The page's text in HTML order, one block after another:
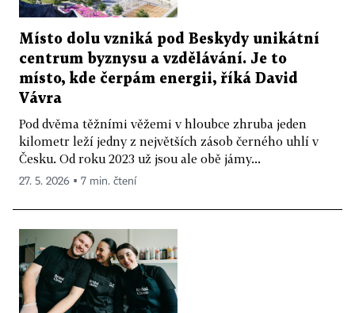
Místo dolu vzniká pod Beskydy unikátní
centrum byznysu a vzdělávání. Je to
místo, kde čerpám energii, říká David
Vávra
Pod dvěma těžními věžemi v hloubce zhruba jeden
kilometr leží jedny z největších zásob černého uhlí v
Česku. Od roku 2023 už jsou ale obě jámy...
27. 5. 2026 ▪ 7 min. čtení